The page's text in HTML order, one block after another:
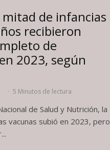
mitad de infancias
recibieron
de
2023, según
· 5 Minutos de lectura
de Salud y Nutrición, la
vacunas subió en 2023, pero